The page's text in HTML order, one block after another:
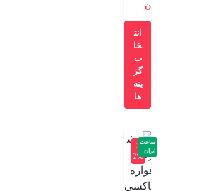
ن
انت
خا
ب
گز
ینه
ها
-3
2%
ساخت
ایران